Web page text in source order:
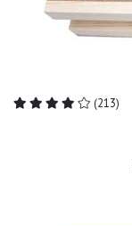
(213)